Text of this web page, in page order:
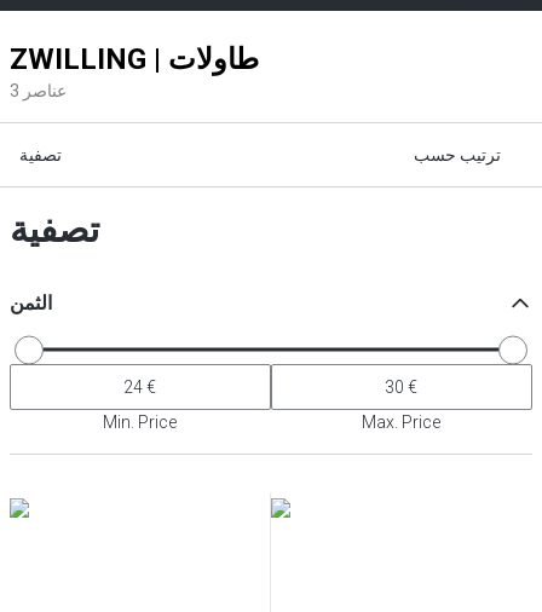
ZWILLING | طاولات
3 عناصر
تصفية ترتيب حسب
تصفية
الثمن
Min. Price Max. Price